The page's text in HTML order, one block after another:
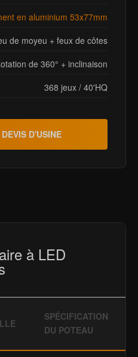
en aluminium 53x77mm
de moyeu + feux de côtes
de 360° + inclinaison
368 jeux / 40'HQ
D'USINE
à LED
SPÉCIFICATION
DU POTEAU